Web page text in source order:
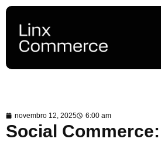
novembro 12, 2025 6:00 am
Social